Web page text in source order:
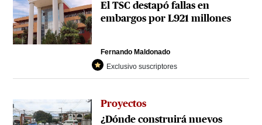
El TSC destapó fallas en
embargos por L921 millones
Fernando Maldonado
Exclusivo suscriptores
Proyectos
¿Dónde construirá nuevos